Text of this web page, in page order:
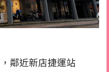
鄰近新店捷運站